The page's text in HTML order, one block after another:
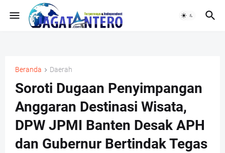
Beranda Daerah
Soroti Dugaan Penyimpangan
Anggaran Destinasi Wisata,
DPW JPMI Banten Desak APH
dan Gubernur Bertindak Tegas